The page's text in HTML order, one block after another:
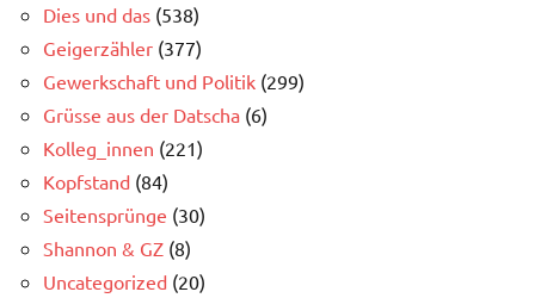
Dies und das (538)
Geigerzähler (377)
Gewerkschaft und Politik (299)
Grüsse aus der Datscha (6)
Kolleg_innen (221)
Kopfstand (84)
Seitensprünge (30)
Shannon & GZ (8)
Uncategorized (20)